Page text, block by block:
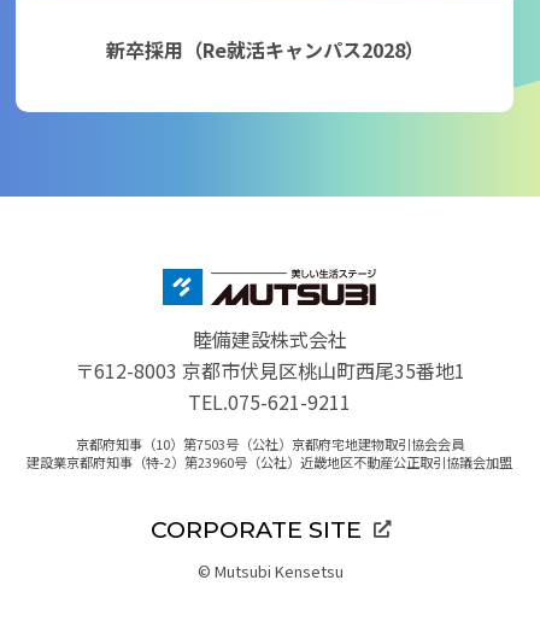
新卒採用（Re就活キャンパス2028）
睦備建設株式会社
〒612-8003 京都市伏見区桃山町西尾35番地1
TEL.075-621-9211
京都府知事（10）第7503号（公社）京都府宅地建物取引協会会員
建設業京都府知事（特-2）第23960号（公社）近畿地区不動産公正取引協議会加盟
CORPORATE SITE
© Mutsubi Kensetsu